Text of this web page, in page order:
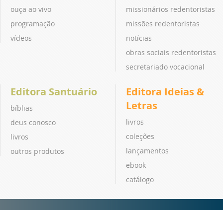
ouça ao vivo
programação
vídeos
missionários redentoristas
missões redentoristas
notícias
obras sociais redentoristas
secretariado vocacional
Editora Santuário
bíblias
deus conosco
livros
outros produtos
Editora Ideias &
Letras
livros
coleções
lançamentos
ebook
catálogo